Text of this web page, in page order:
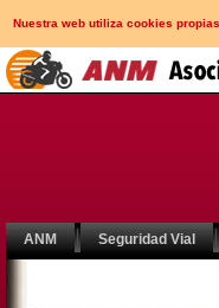
Nuestra web utiliza cookies
ANM Seguridad Vial